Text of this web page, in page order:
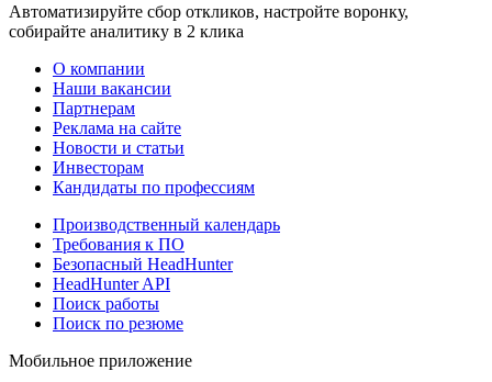
Автоматизируйте сбор откликов, настройте воронку,
собирайте аналитику в 2 клика
О компании
Наши вакансии
Партнерам
Реклама на сайте
Новости и статьи
Инвесторам
Кандидаты по профессиям
Производственный календарь
Требования к ПО
Безопасный HeadHunter
HeadHunter API
Поиск работы
Поиск по резюме
Мобильное приложение